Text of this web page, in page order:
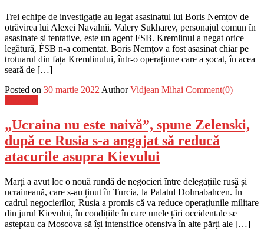
Trei echipe de investigație au legat asasinatul lui Boris Nemțov de
otrăvirea lui Alexei Navalnîi. Valery Sukharev, personajul comun în
asasinate și tentative, este un agent FSB. Kremlinul a negat orice
legătură, FSB n-a comentat. Boris Nemțov a fost asasinat chiar pe
trotuarul din fața Kremlinului, într-o operațiune care a șocat, în acea
seară de […]
Posted on 30 martie 2022 Author Vidjean Mihai Comment(0)
„Ucraina nu este naivă”, spune Zelenski,
după ce Rusia s-a angajat să reducă
atacurile asupra Kievului
Marți a avut loc o nouă rundă de negocieri între delegațiile rusă și
ucraineană, care s-au ținut în Turcia, la Palatul Dolmabahcen. În
cadrul negocierilor, Rusia a promis că va reduce operațiunile militare
din jurul Kievului, în condițiile în care unele țări occidentale se
așteptau ca Moscova să își intensifice ofensiva în alte părți ale […]